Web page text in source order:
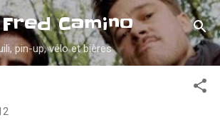
au contenu principal
Camino
pin-up, vélo et bières